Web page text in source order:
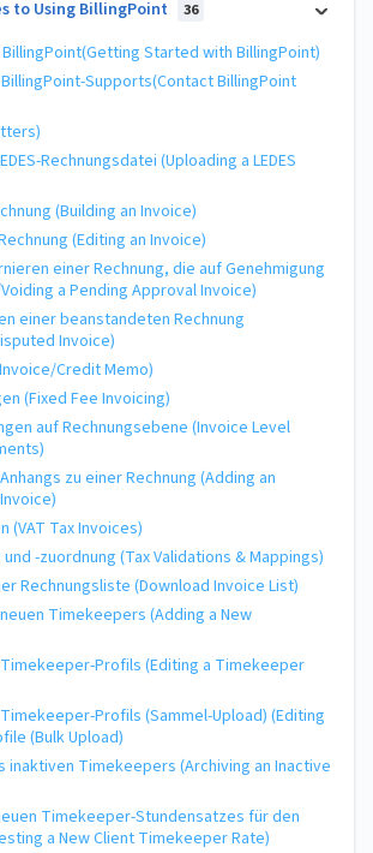
to Using BillingPoint 36
Started with BillingPoint)
Supports(Contact BillingPoint
Rechnungsdatei (Uploading a LEDES
(Building an Invoice)
(Editing an Invoice)
einer Rechnung, die auf Genehmigung
a Pending Approval Invoice)
einer beanstandeten Rechnung
Invoice)
Credit Memo)
(Fixed Fee Invoicing)
auf Rechnungsebene (Invoice Level
zu einer Rechnung (Adding an
(VAT Tax Invoices)
-zuordnung (Tax Validations & Mappings)
Rechnungsliste (Download Invoice List)
Timekeepers (Adding a New
Profils (Editing a Timekeeper
Profils (Sammel-Upload) (Editing
(Bulk Upload)
inaktiven Timekeepers (Archiving an Inactive
Timekeeper-Stundensatzes für den
a New Client Timekeeper Rate)